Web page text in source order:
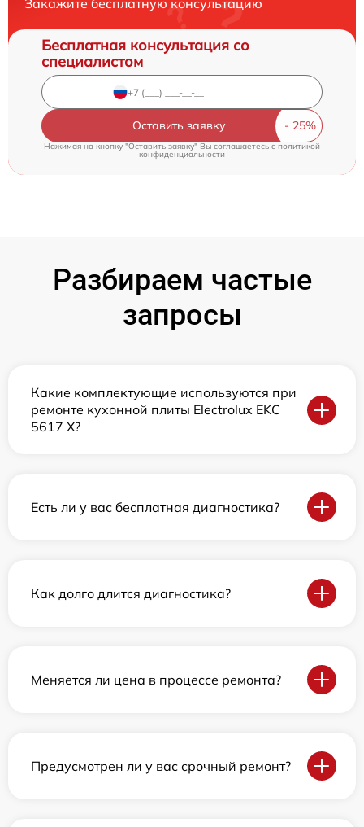
Закажите бесплатную консультацию
Бесплатная консультация со
специалистом
Оставить заявку
Нажимая на кнопку "Оставить заявку" Вы соглашаетесь c политикой
конфиденциальности
Разбираем частые
запросы
Какие комплектующие используются при
ремонте кухонной плиты Electrolux EKC
5617 X?
Есть ли у вас бесплатная диагностика?
Как долго длится диагностика?
Меняется ли цена в процессе ремонта?
Предусмотрен ли у вас срочный ремонт?